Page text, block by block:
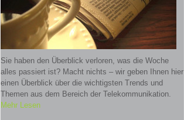
Sie haben den Überblick verloren, was die Woche
alles passiert ist? Macht nichts – wir geben Ihnen hier
einen Überblick über die wichtigsten Trends und
Themen aus dem Bereich der Telekommunikation.
Mehr Lesen